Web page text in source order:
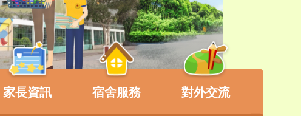
家長資訊 宿舍服務 對外交流